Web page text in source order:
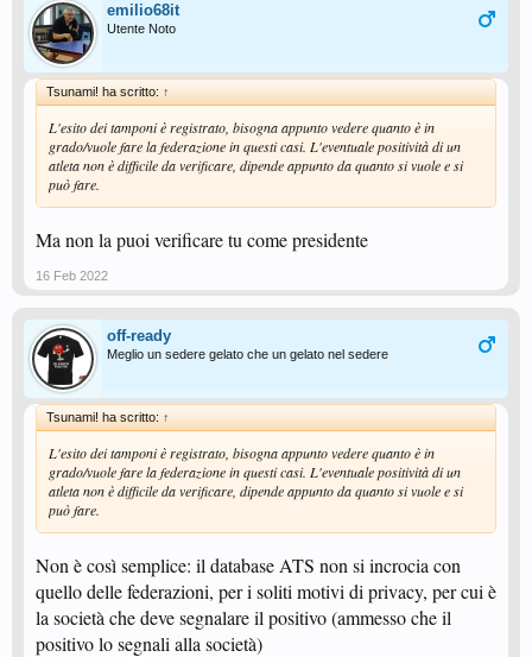
emilio68it
Utente Noto
Tsunami! ha scritto: ↑
L'esito dei tamponi è registrato, bisogna appunto vedere quanto è in
grado/vuole fare la federazione in questi casi. L'eventuale positività di un
atleta non è difficile da verificare, dipende appunto da quanto si vuole e si
può fare.
Ma non la puoi verificare tu come presidente
16 Feb 2022
off-ready
Meglio un sedere gelato che un gelato nel sedere
Tsunami! ha scritto: ↑
L'esito dei tamponi è registrato, bisogna appunto vedere quanto è in
grado/vuole fare la federazione in questi casi. L'eventuale positività di un
atleta non è difficile da verificare, dipende appunto da quanto si vuole e si
può fare.
Non è così semplice: il database ATS non si incrocia con
quello delle federazioni, per i soliti motivi di privacy, per cui è
la società che deve segnalare il positivo (ammesso che il
positivo lo segnali alla società)